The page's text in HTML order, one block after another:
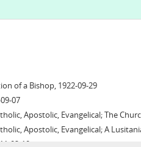
of a Bishop, 1922-09-29
07
The Church Abroad. Progress of the Lusitanian
memorial service from a correspondant,
02-10